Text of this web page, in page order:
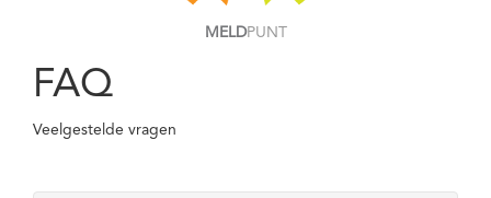
MELDPUNT
FAQ
Veelgestelde vragen